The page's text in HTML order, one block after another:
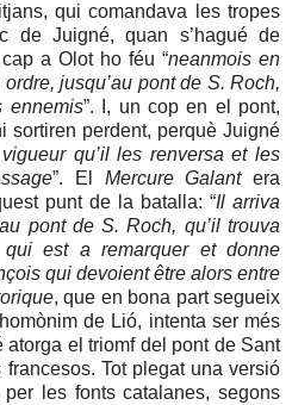
qui comandava les tropes
de Juigné, quan s’hagué de
a Olot ho féu “neanmois en
jusqu’au pont de S. Roch,
ennemis”. I, un cop en el pont,
sortiren perdent, perquè Juigné
qu’il les renversa et les
”. El Mercure Galantera
punt de la batalla: “Il arriva
pont de S. Roch, qu’il trouva
est a remarquer et donne
qui devoient être alors entre
, que en bona part segueix
de Lió, intenta ser més
el triomf del pont de Sant
Tot plegat una versió
les fonts catalanes, segons